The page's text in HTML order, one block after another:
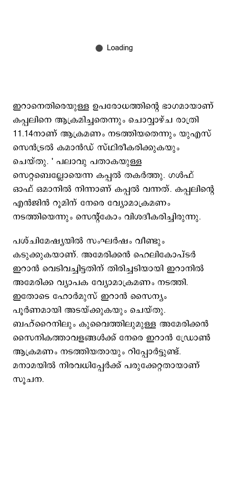
ഇറാനെതിരെയുള്ള ഉപരോധത്തിന്‍റെ ഭാഗമായാണ്
കപ്പലിനെ ആക്രമിച്ചതെന്നും ചൊവ്വാഴ്ച രാത്രി
11.14നാണ് ആക്രമണം നടത്തിയതെന്നും യുഎസ്
സെന്‍ട്രല്‍ കമാന്‍ഡ് സ്ഥിരീകരിക്കുകയും
ചെയ്തു. ' പലാവു പതാകയുള്ള
സെറ്റബെല്ലോയെന്ന കപ്പല്‍ തകര്‍ത്തു. ഗള്‍ഫ്
ഓഫ് ഒമാനില്‍ നിന്നാണ് കപ്പല്‍ വന്നത്. കപ്പലിന്‍റെ
എന്‍ജിന്‍ റൂമിന് നേരെ വ്യോമാക്രമണം
നടത്തിയെന്നും സെന്‍റ്കോം വിശദീകരിച്ചിരുന്നു.
പശ്ചിമേഷ്യയില്‍ സംഘര്‍ഷം വീണ്ടും
കടുക്കുകയാണ്. അമേരിക്കന്‍ ഹെലികോപ്ടര്‍
ഇറാന്‍ വെടിവച്ചിട്ടതിന് തിരിച്ചടിയായി ഇറാനില്‍
അമേരിക്ക വ്യാപക വ്യോമാക്രമണം നടത്തി.
ഇതോടെ ഹോര്‍മുസ് ഇറാന്‍ സൈന്യം
പൂര്‍ണമായി അടയ്ക്കുകയും ചെയ്തു.
ബഹ്റൈനിലും കുവൈത്തിലുമുള്ള അമേരിക്കന്‍
സൈനികത്താവളങ്ങള്‍ക്ക് നേരെ ഇറാന്‍ ഡ്രോണ്‍
ആക്രമണം നടത്തിയതായും റിപ്പോര്‍ട്ടുണ്ട്.
മനാമയില്‍ നിരവധിപ്പേര്‍ക്ക് പരുക്കേറ്റതായാണ്
സൂചന.